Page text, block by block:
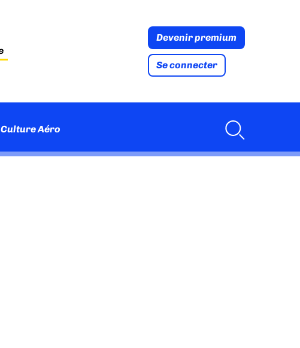
Devenir premium
Se connecter
Culture Aéro